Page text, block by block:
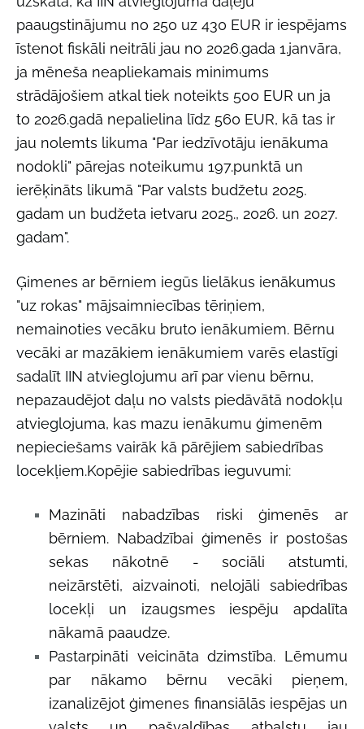
paaugstinājumu no 250 uz 430 EUR ir iespējams
īstenot fiskāli neitrāli jau no 2026.gada 1.janvāra,
ja mēneša neapliekamais minimums
strādājošiem atkal tiek noteikts 500 EUR un ja
to 2026.gadā nepalielina līdz 560 EUR, kā tas ir
jau nolemts likuma "Par iedzīvotāju ienākuma
nodokli" pārejas noteikumu 197.punktā un
ierēķināts likumā "Par valsts budžetu 2025.
gadam un budžeta ietvaru 2025., 2026. un 2027.
gadam".
Ģimenes ar bērniem iegūs lielākus ienākumus
"uz rokas" mājsaimniecības tēriņiem,
nemainoties vecāku bruto ienākumiem. Bērnu
vecāki ar mazākiem ienākumiem varēs elastīgi
sadalīt IIN atvieglojumu arī par vienu bērnu,
nepazaudējot daļu no valsts piedāvātā nodokļu
atvieglojuma, kas mazu ienākumu ģimenēm
nepieciešams vairāk kā pārējiem sabiedrības
locekļiem.Kopējie sabiedrības ieguvumi:
Mazināti nabadzības riski ģimenēs ar
bērniem. Nabadzībai ģimenēs ir postošas
sekas nākotnē - sociāli atstumti,
neizārstēti, aizvainoti, nelojāli sabiedrības
locekļi un izaugsmes iespēju apdalīta
nākamā paaudze.
Pastarpināti veicināta dzimstība. Lēmumu
par nākamo bērnu vecāki pieņem,
izanalizējot ģimenes finansiālās iespējas un